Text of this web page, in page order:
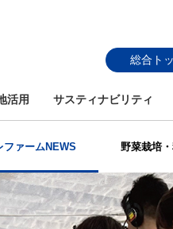
総合ト
活用 サスティナビリティ
ファームNEWS 野菜栽培